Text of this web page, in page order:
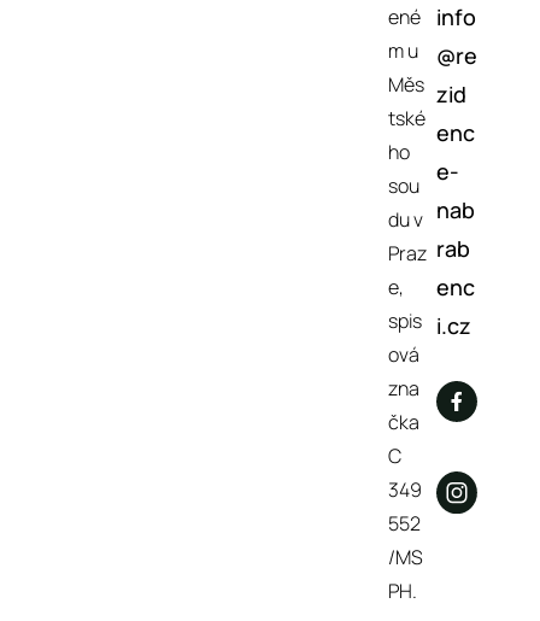
ené
m u
Měs
tské
ho
sou
du v
Praz
e,
spis
ová
zna
čka
C
349
552
/MS
PH.
info
@re
zid
enc
e-
nab
rab
enc
i.cz